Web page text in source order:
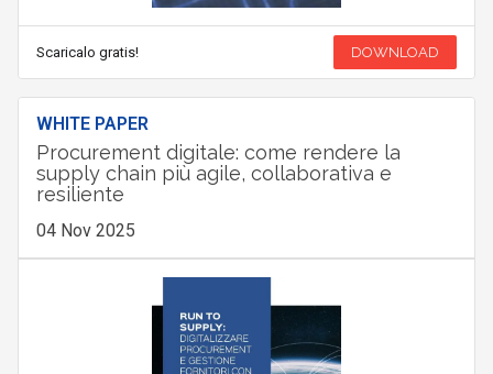
Scaricalo gratis! DOWNLOAD
WHITE PAPER
Procurement digitale: come rendere la
supply chain più agile, collaborativa e
resiliente
04 Nov 2025